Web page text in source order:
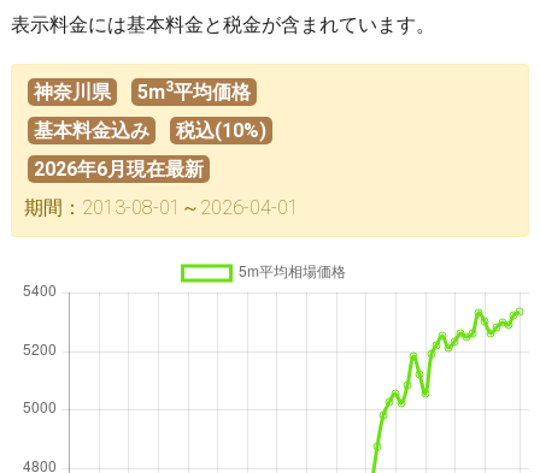
表示料金には基本料金と税金が含まれています。
神奈川県 5m3平均価格
基本料金込み
税込(10%)
2026年6月現在最新
期間：2013-08-01～2026-04-01